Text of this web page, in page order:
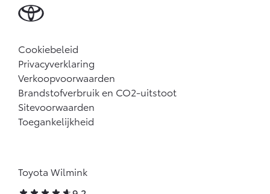
Cookiebeleid
Privacyverklaring
Verkoopvoorwaarden
Brandstofverbruik en CO2-uitstoot
Sitevoorwaarden
Toegankelijkheid
Toyota Wilmink